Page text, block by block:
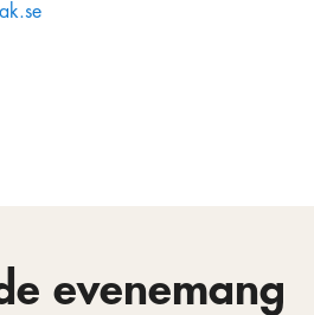
evenemang